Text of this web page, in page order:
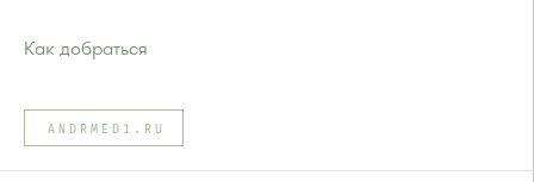
Как добраться
Автобусы № 319, 357, 374, 495, 497.
Маршрутка № 495, 497
или до остановки"ТЦ "REAL"":
ANDRMED1.RU